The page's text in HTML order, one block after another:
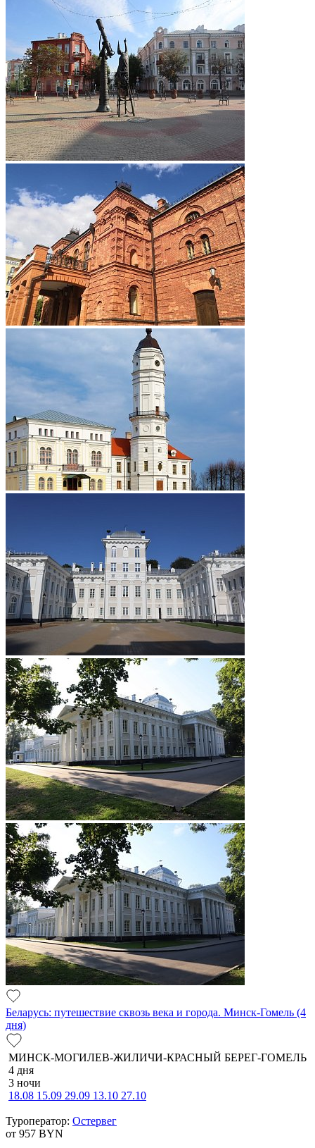
Беларусь: путешествие сквозь века и города. Минск-Гомель (4
дня)
МИНСК-МОГИЛЕВ-ЖИЛИЧИ-КРАСНЫЙ БЕРЕГ-ГОМЕЛЬ
4 дня
3 ночи
18.08 15.09 29.09 13.10 27.10
Туроператор: Остервег
от 957 BYN